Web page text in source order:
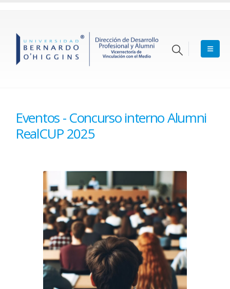
Eventos - Concurso interno Alumni
RealCUP 2025